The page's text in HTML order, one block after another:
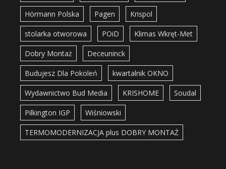
Hörmann Polska Pagen Krispol
stolarka otworowa POiD Klimas Wkręt-Met
Dobry Montaż Deceuninck
Budujesz Dla Pokoleń kwartalnik OKNO
Wydawnictwo Bud Media KRISHOME Soudal
Pilkington IGP Wiśniowski
TERMOMODERNIZACJA plus DOBRY MONTAŻ